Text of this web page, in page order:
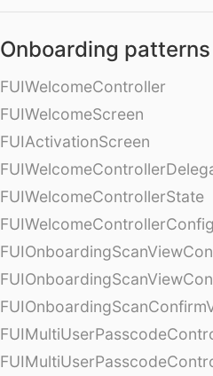
Onboarding patterns
FUIWelcomeController
FUIWelcomeScreen
FUIActivationScreen
FUIWelcomeControllerState